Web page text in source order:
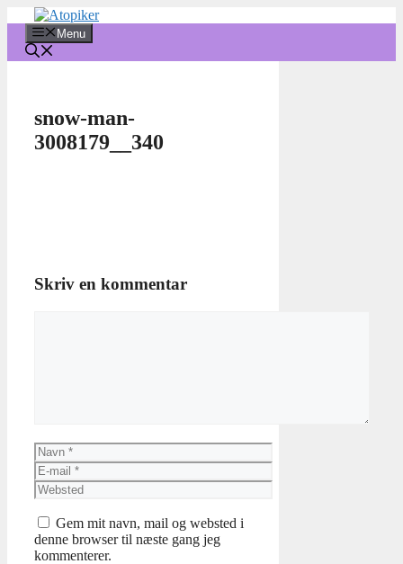
indhold
Menu
snow-man-
3008179__340
Skriv en kommentar
Navn
E-
mail
Websted
Gem mit navn, mail og websted i
denne browser til næste gang jeg
kommenterer.